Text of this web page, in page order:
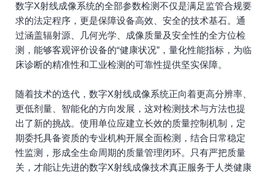
数字X射线成像系统的全部参数检测不仅是满足监管合规要
求的法定程序，更是保障设备高效、安全的技术基石。通
过涵盖辐射源、几何光学、成像质量及安全性的全方位检
测，能够客观评价设备的“健康状况”，量化性能指标，为临
床诊断的精准性和工业检测的可靠性提供坚实保障。
随着技术的迭代，数字X射线成像系统正向着更高分辨率、
更低剂量、智能化的方向发展，这对检测技术与方法也提
出了新的挑战。使用单位应建立长效的质量控制机制，定
期委托具备资质的专业机构开展全面检测，结合日常稳定
性监测，形成全生命周期的质量管理闭环。只有严把质量
关，才能让先进的数字X射线成像技术真正服务于人类健康